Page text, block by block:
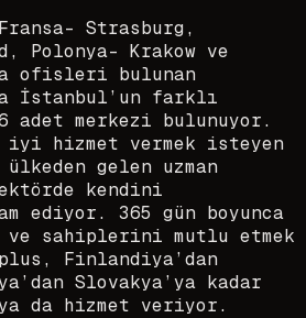
Strasburg,
Polonya- Krakow ve
ofisleri bulunan
İstanbul’un farklı
adet merkezi bulunuyor.
iyi hizmet vermek isteyen
gelen uzman
kendini
ediyor. 365 gün boyunca
sahiplerini mutlu etmek
Finlandiya’dan
Slovakya’ya kadar
da hizmet veriyor.